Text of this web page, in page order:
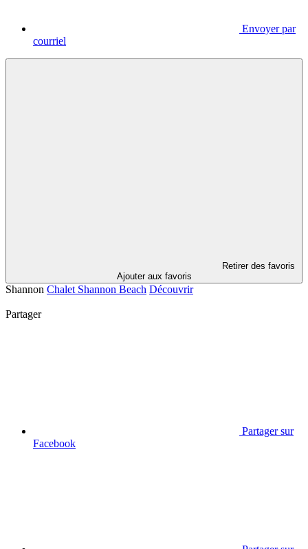
Envoyer par
courriel
Retirer des favoris
Ajouter aux favoris
Shannon Chalet Shannon Beach Découvrir
Partager
Partager sur
Facebook